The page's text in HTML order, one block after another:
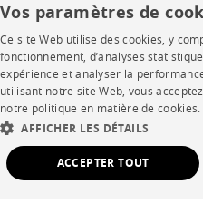
SHOP
Points de vente
Garanties et SAV
Ventes privées
Vos paramètres de
Ce site Web utilise des cookies, y
fonctionnement, d’analyses
expérience et analyser la
utilisant notre site Web, vous
notre politique en matière de cookies.
AFFICHER LES DÉTAILS
ACCEPTER TOUT